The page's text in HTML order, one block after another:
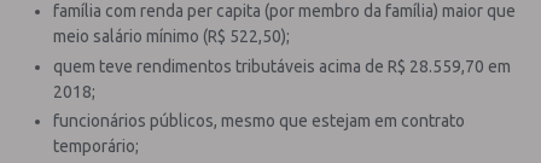
família com renda per capita (por membro da família) maior que
meio salário mínimo (R$ 522,50);
quem teve rendimentos tributáveis acima de R$ 28.559,70 em
2018;
funcionários públicos, mesmo que estejam em contrato
temporário;